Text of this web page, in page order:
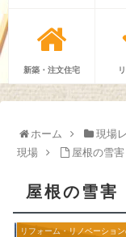
新築・注文住宅
ホーム 現場
現場
屋根の雪害
屋根の雪害
リフォーム・リノベーショ